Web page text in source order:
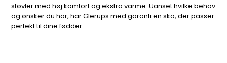
støvler med høj komfort og ekstra varme. Uanset hvilke behov
og ønsker du har, har Glerups med garanti en sko, der passer
perfekt til dine fødder.